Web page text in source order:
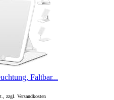
Faltbar...
zzgl. Versandkosten